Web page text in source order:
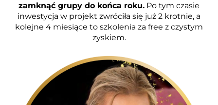
zamknąć grupy do końca roku. Po tym czasie
inwestycja w projekt zwróciła się już 2 krotnie, a
kolejne 4 miesiące to szkolenia za free z czystym
zyskiem.